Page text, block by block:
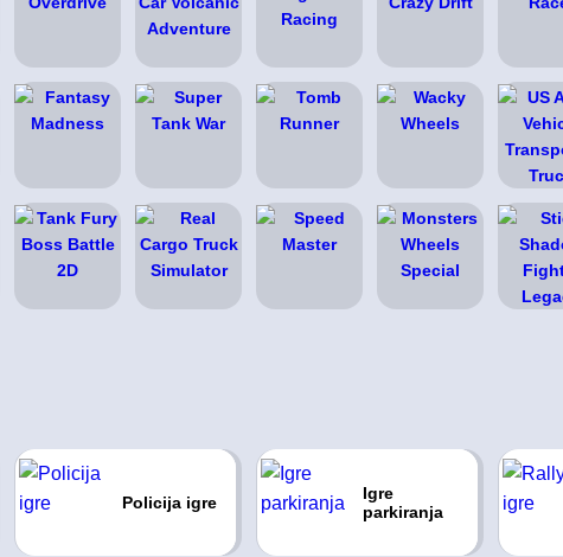
Policija igre
Igre
parkiranja